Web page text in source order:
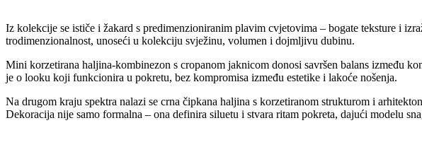
Iz kolekcije se ističe i žakard s predimenzioniranim plavim cvjetovima – bogate teksture i
trodimenzionalnost, unoseći u kolekciju svježinu, volumen i dojmljivu dubinu.
Mini korzetirana haljina-kombinezon s cropanom jaknicom donosi savršen balans između
je o looku koji funkcionira u pokretu, bez kompromisa između estetike i lakoće nošenja.
Na drugom kraju spektra nalazi se crna čipkana haljina s korzetiranom strukturom i
Dekoracija nije samo formalna – ona definira siluetu i stvara ritam pokreta, dajući modelu